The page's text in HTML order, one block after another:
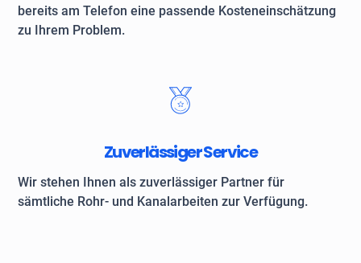
bereits am Telefon eine passende Kosteneinschätzung
zu Ihrem Problem.
Zuverlässiger Service
Wir stehen Ihnen als zuverlässiger Partner für
sämtliche Rohr- und Kanalarbeiten zur Verfügung.